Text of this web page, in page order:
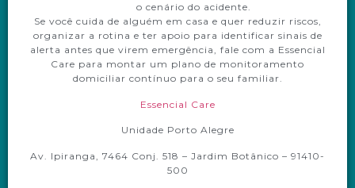
o cenário do acidente.
Se você cuida de alguém em casa e quer reduzir riscos,
organizar a rotina e ter apoio para identificar sinais de
alerta antes que virem emergência, fale com a Essencial
Care para montar um plano de monitoramento
domiciliar contínuo para o seu familiar.
Essencial Care
Unidade Porto Alegre
Av. Ipiranga, 7464 Conj. 518 – Jardim Botânico – 91410-
500